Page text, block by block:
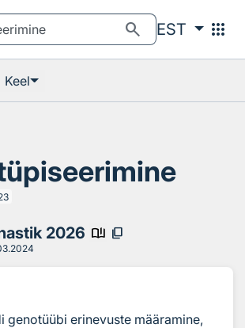
search EST apps
Keel
2026 book_ribbon content_copy
genotüübi erinevuste määramine,